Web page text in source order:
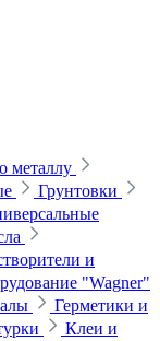
металлу
Грунтовки
и
"Wagner"
Герметики и
Клеи и